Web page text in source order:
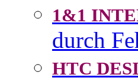
1&1
durch
HTC